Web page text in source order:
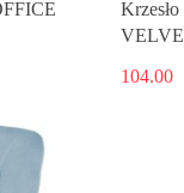
104.00